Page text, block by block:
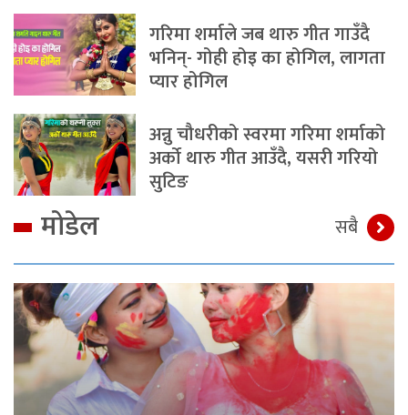
गरिमा शर्माले जब थारु गीत गाउँदै
भनिन्- गोही होइ का होगिल, लागता
प्यार होगिल
अन्नु चौधरीको स्वरमा गरिमा शर्माको
अर्को थारु गीत आउँदै, यसरी गरियो
सुटिङ
मोडेल सबै